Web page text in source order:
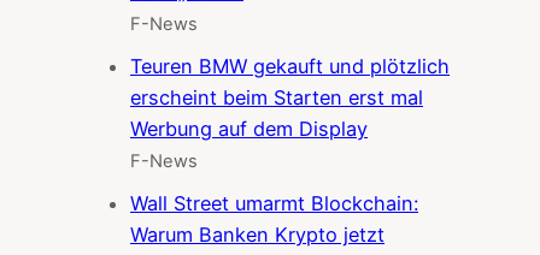
F-News
Teuren BMW gekauft und plötzlich
erscheint beim Starten erst mal
Werbung auf dem Display
F-News
Wall Street umarmt Blockchain:
Warum Banken Krypto jetzt